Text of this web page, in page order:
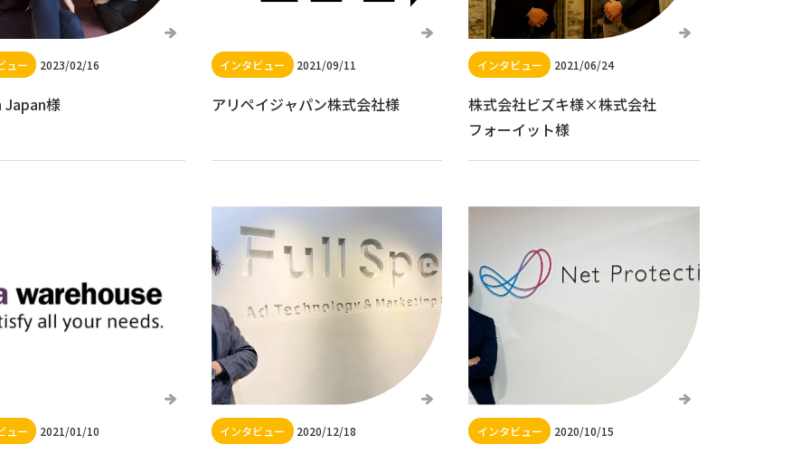
2023/02/16
様
2021/09/11
アリペイジャパン株式会社様
2021/06/24
株式会社ビズキ様×株式会社
フォーイット様
2021/01/10 2020/12/18 2020/10/15